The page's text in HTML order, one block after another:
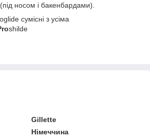
носом і бакенбардами).
сумісні з усіма
shilde
Gillette
Німеччина